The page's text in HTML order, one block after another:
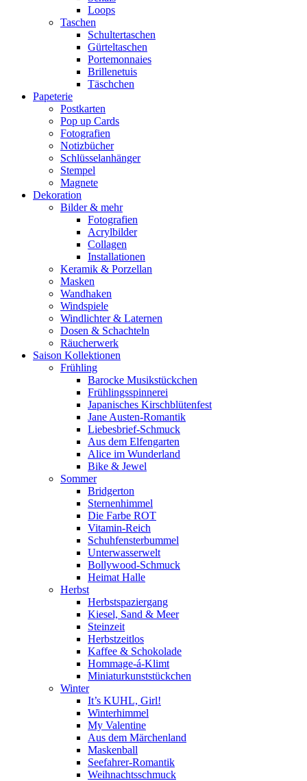
Loops
Taschen
Schultertaschen
Gürteltaschen
Portemonnaies
Brillenetuis
Täschchen
Papeterie
Postkarten
Pop up Cards
Fotografien
Notizbücher
Schlüsselanhänger
Stempel
Magnete
Dekoration
Bilder & mehr
Fotografien
Acrylbilder
Collagen
Installationen
Keramik & Porzellan
Masken
Wandhaken
Windspiele
Windlichter & Laternen
Dosen & Schachteln
Räucherwerk
Saison Kollektionen
Frühling
Barocke Musikstückchen
Frühlingsspinnerei
Japanisches Kirschblütenfest
Jane Austen-Romantik
Liebesbrief-Schmuck
Aus dem Elfengarten
Alice im Wunderland
Bike & Jewel
Sommer
Bridgerton
Sternenhimmel
Die Farbe ROT
Vitamin-Reich
Schuhfensterbummel
Unterwasserwelt
Bollywood-Schmuck
Heimat Halle
Herbst
Herbstspaziergang
Kiesel, Sand & Meer
Steinzeit
Herbstzeitlos
Kaffee & Schokolade
Hommage-á-Klimt
Miniaturkunststückchen
Winter
It’s KUHL, Girl!
Winterhimmel
My Valentine
Aus dem Märchenland
Maskenball
Seefahrer-Romantik
Weihnachtsschmuck